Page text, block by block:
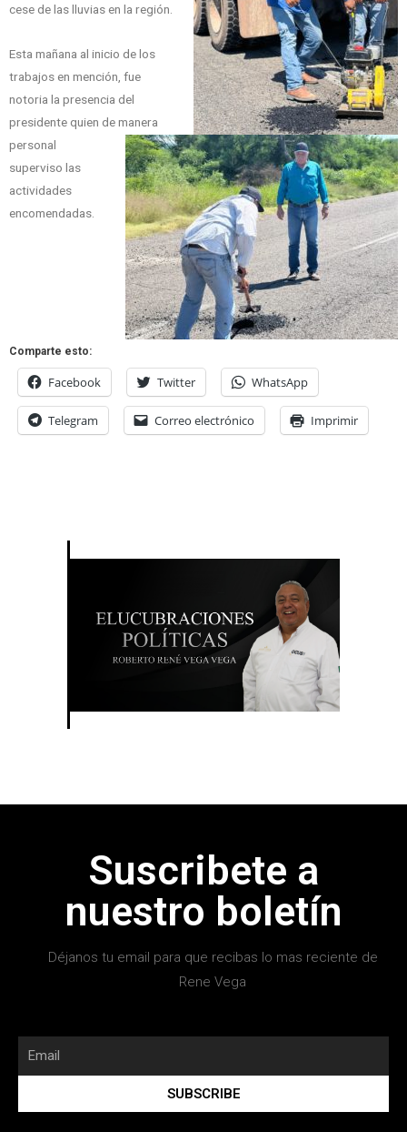
cese de las lluvias en la región.
Esta mañana al inicio de los
trabajos en mención, fue
notoria la presencia del
presidente quien de manera
personal
superviso las
actividades
encomendadas.
Comparte esto:
Facebook Twitter WhatsApp
Telegram Correo electrónico Imprimir
Suscribete a
nuestro boletín
Déjanos tu email para que recibas lo mas reciente de
Rene Vega
SUBSCRIBE